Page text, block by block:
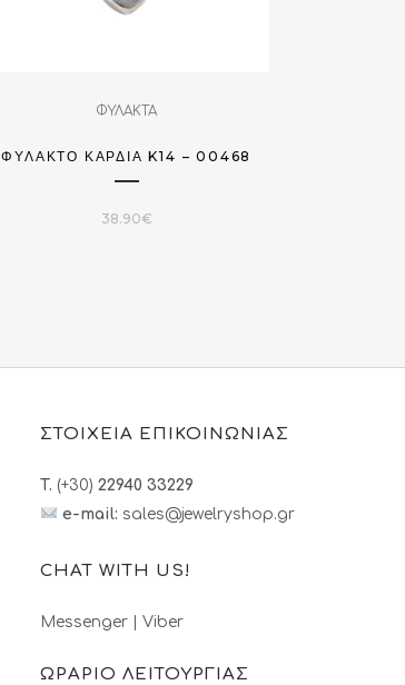
ΦΥΛΑΚΤΑ
ΦΥΛΑΚΤΌ ΚΑΡΔΙΆ K14 – 00468
38.90€
ΣΤΟΙΧΕΙΑ ΕΠΙΚΟΙΝΩΝΙΑΣ
T. (+30) 22940 33229
e-mail: sales@jewelryshop.gr
CHAT WITH US!
Messenger Viber
ΩΡΑΡΙΟ ΛΕΙΤΟΥΡΓΙΑΣ